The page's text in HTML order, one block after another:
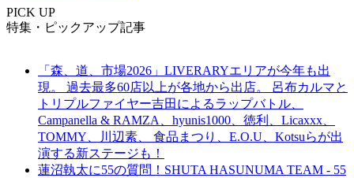
PICK UP
特集・ピックアップ記事
「森、道、市場2026」LIVERARYエリアが今年も出
現。 過去最多60店以上が各地から出店。 呂布カルマと
トリプルファイヤー吉田によるラップバトル、
Campanella & RAMZA、hyunis1000、徳利、Licaxxx、
TOMMY、川辺素、 食品まつり、E.O.U、Kotsuらが出
演する新ステージも！
蓮沼執太に55の質問！SHUTA HASUNUMA TEAM - 55